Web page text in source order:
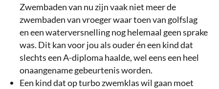
Zwembaden van nu zijn vaak niet meer de
zwembaden van vroeger waar toen van golfslag
en een waterversnelling nog helemaal geen sprake
was. Dit kan voor jou als ouder én een kind dat
slechts een A-diploma haalde, wel eens een heel
onaangename gebeurtenis worden.
Een kind dat op turbo zwemklas wil gaan moet